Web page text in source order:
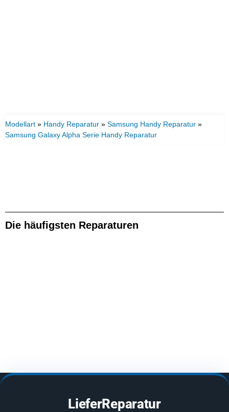
Modellart » Handy Reparatur » Samsung Handy Reparatur »
Samsung Galaxy Alpha Serie Handy Reparatur
Die häufigsten Reparaturen
LieferReparatur